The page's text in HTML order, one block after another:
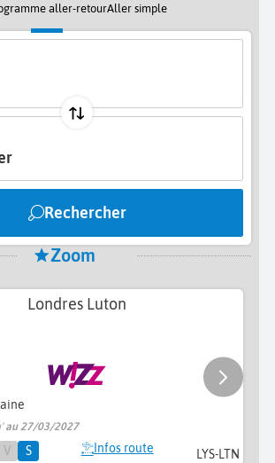
aller-retourAller simple
Rechercher
Zoom
LYS-LTN
Londres Luton
au 27/03/2027
V S Infos route